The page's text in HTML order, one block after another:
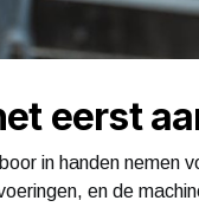
eerst
in handen nemen
en de